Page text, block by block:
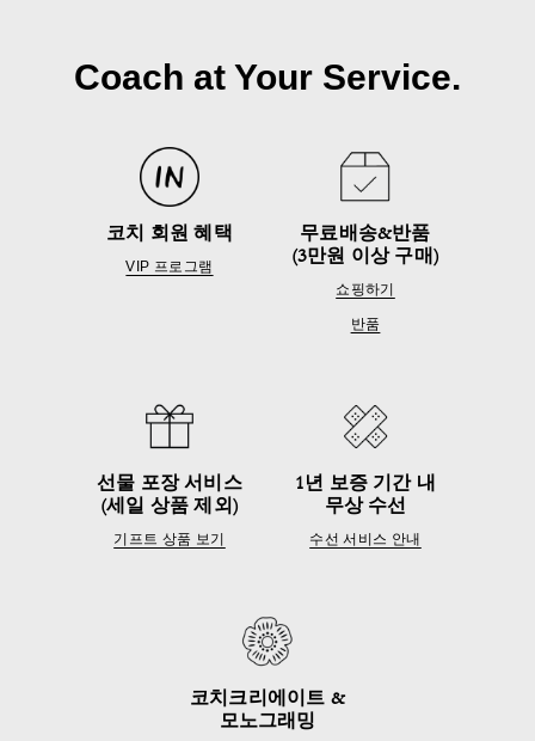
Coach at Your Service.
코치 회원 혜택
VIP 프로그램
무료배송&반품
(3만원 이상 구매)
쇼핑하기
반품
선물 포장 서비스
(세일 상품 제외)
기프트 상품 보기
1년 보증 기간 내
무상 수선
수선 서비스 안내
코치크리에이트 &
모노그래밍